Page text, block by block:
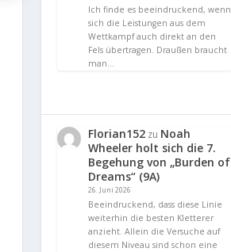
Ich finde es beeindruckend, wenn
sich die Leistungen aus dem
Wettkampf auch direkt an den
Fels übertragen. Draußen braucht
man…
Florian152 zu Noah
Wheeler holt sich die 7.
Begehung von „Burden of
Dreams“ (9A)
26. Juni 2026
Beeindruckend, dass diese Linie
weiterhin die besten Kletterer
anzieht. Allein die Versuche auf
diesem Niveau sind schon eine